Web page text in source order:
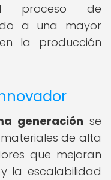
proceso de
a una mayor
la producción
generación se
de alta
que mejoran
la escalabilidad